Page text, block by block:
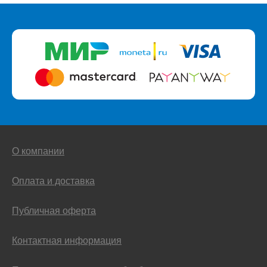
О компании
Оплата и доставка
Публичная оферта
Контактная информация